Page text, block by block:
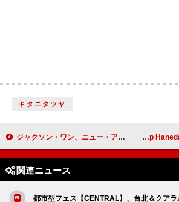
キタニタツヤ
ジャクソン・ワン、ニュー・アルバム『MAGIC MAN 2』今夏リリースへ 内面を公にする「High Alone」ティーザー公開 アイナ・ジ・エンド、2025年
関連ニュース
都市型フェス【CENTRAL】、台北＆クア